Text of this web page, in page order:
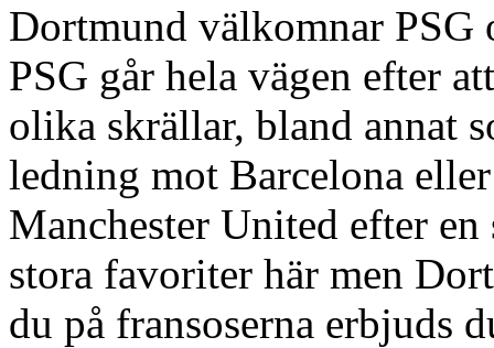
Dortmund välkomnar PSG
PSG går hela vägen efter
olika skrällar, bland annat
ledning mot Barcelona
Manchester United efter
stora favoriter här men
du på fransoserna erbjuds